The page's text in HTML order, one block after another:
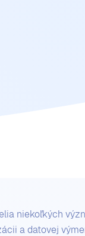
niekoľkých
a datovej